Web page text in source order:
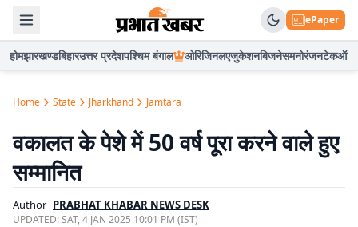
ePaper
होमझारखण्डबिहारउत्तर प्रदेशपश्चिम बंगाल ओरिजिनलएजुकेशनबिजनेसमनोरंजनटेकऑटो
Home State Jharkhand Jamtara
वकालत के पेशे में 50 वर्ष पूरा करने वाले हुए
सम्मानित
Author PRABHAT KHABAR NEWS DESK
UPDATED:SAT, 4 JAN 2025 10:01 PM (IST)